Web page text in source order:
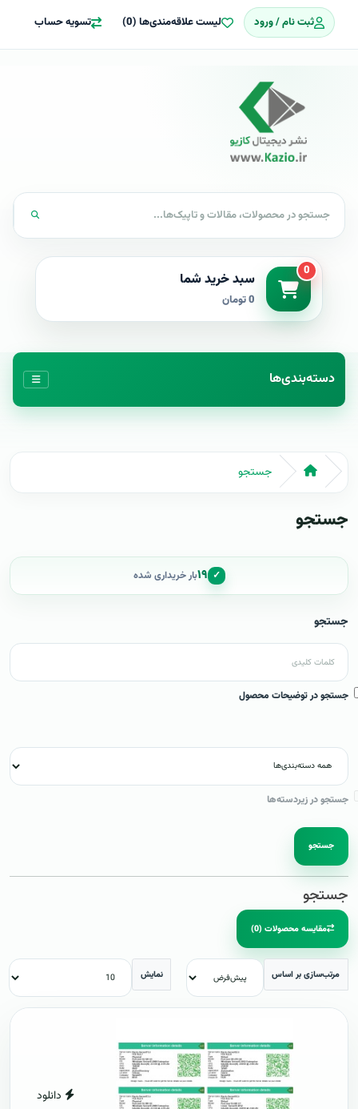
ثبت نام / ورود لیست علاقه‌مندی‌ها (0) تسویه حساب
0 سبد خرید شما
0 تومان
دسته‌بندی‌ها
جستجو
جستجو
✓ ۱۹بار خریداری شده
جستجو
جستجو در توضیحات محصول
جستجو در زیردسته‌ها
جستجو
جستجو
مقایسه محصولات (0)
مرتب‌سازی بر اساس نمایش
دانلود